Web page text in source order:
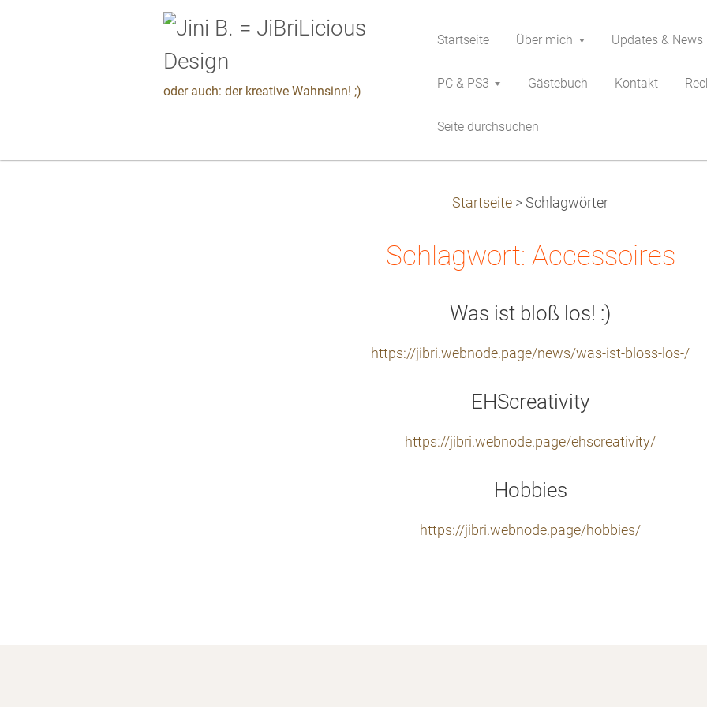
oder auch: der kreative Wahnsinn! ;)
Startseite Über mich Updates & News
PC & PS3 Gästebuch Kontakt
Seite durchsuchen
Startseite > Schlagwörter
Schlagwort: Accessoires
Was ist bloß los! :)
https://jibri.webnode.page/news/was-ist-bloss-los-/
EHScreativity
https://jibri.webnode.page/ehscreativity/
Hobbies
https://jibri.webnode.page/hobbies/